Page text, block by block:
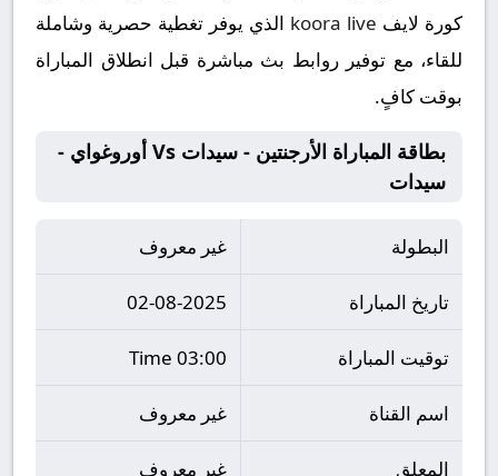
كورة لايف koora live الذي يوفر تغطية حصرية وشاملة
للقاء، مع توفير روابط بث مباشرة قبل انطلاق المباراة
بوقت كافٍ.
بطاقة المباراة الأرجنتين - سيدات Vs أوروغواي -
سيدات
البطولة غير معروف
تاريخ المباراة 02-08-2025
توقيت المباراة 03:00 Time
اسم القناة غير معروف
المعلق غير معروف